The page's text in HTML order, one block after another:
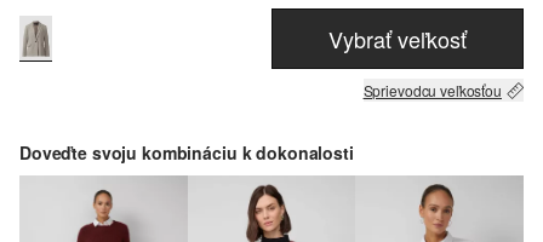
Vybrať veľkosť
Sprievodcu veľkosťou
Doveďte svoju kombináciu k dokonalosti